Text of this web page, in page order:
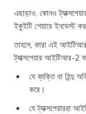
এছাড়াও, কোনও
ইকুইটি শেয়ারে ইনভেস্ট
তাহলে, কারা এই
ট্যাক্সপেয়ার আইটিআর-2
যে ব্যক্তি বা হিন্দু
করে।
যে ট্যাক্সপেয়াররা